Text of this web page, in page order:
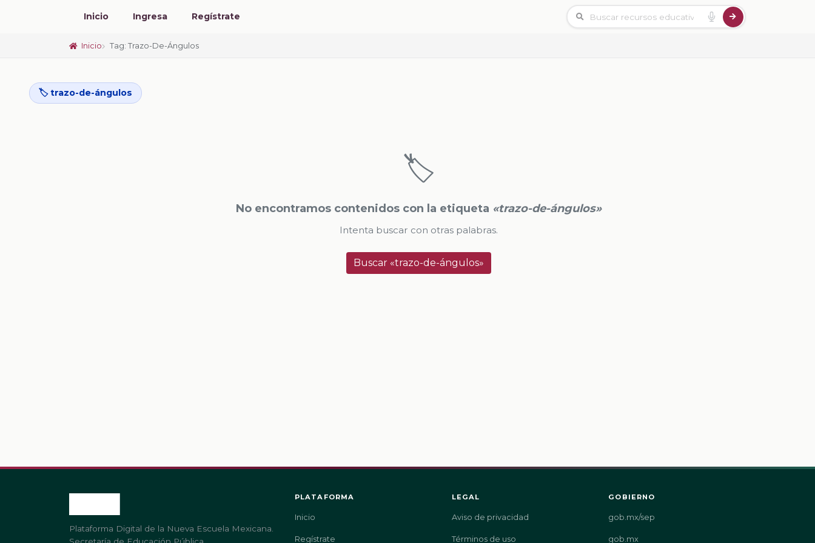
Inicio Ingresa Regístrate
Inicio Tag: Trazo-De-Ángulos
🏷️ trazo-de-ángulos
🏷️
No encontramos contenidos con la etiqueta «trazo-de-ángulos»
Intenta buscar con otras palabras.
Buscar «trazo-de-ángulos»
Plataforma Digital de la Nueva Escuela Mexicana.
PLATAFORMA
Inicio
Regístrate
LEGAL
Aviso de privacidad
Términos de uso
GOBIERNO
gob.mx/sep
gob.mx